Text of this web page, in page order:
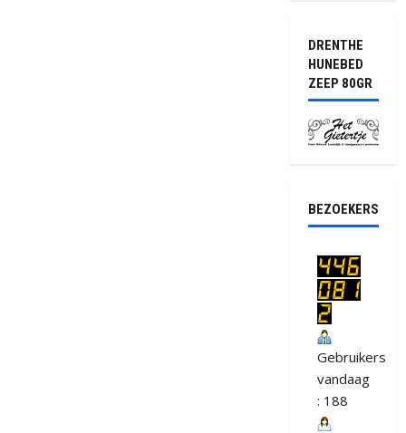
DRENTHE
HUNEBED
ZEEP 80GR
BEZOEKERS
Gebruikers
vandaag
: 188